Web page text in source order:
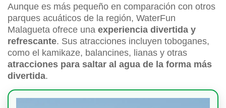
Aunque es más pequeño en comparación con otros
parques acuáticos de la región, WaterFun
Malagueta ofrece una experiencia divertida y
refrescante. Sus atracciones incluyen toboganes,
como el kamikaze, balancines, lianas y otras
atracciones para saltar al agua de la forma más
divertida.